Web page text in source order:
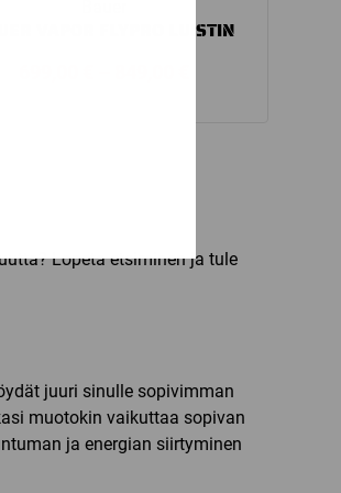
VAPOR FLYPRO LUISTIN
Lopeta etsiminen ja tule
juuri sinulle sopivimman
muotokin vaikuttaa sopivan
ja energian siirtyminen